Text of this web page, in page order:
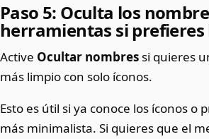
Paso 5: Oculta los
herramientas si prefieres
Active Ocultar nombres si quieres
más limpio con solo íconos.
Esto es útil si ya conoce los íconos o
más minimalista. Si quieres que el